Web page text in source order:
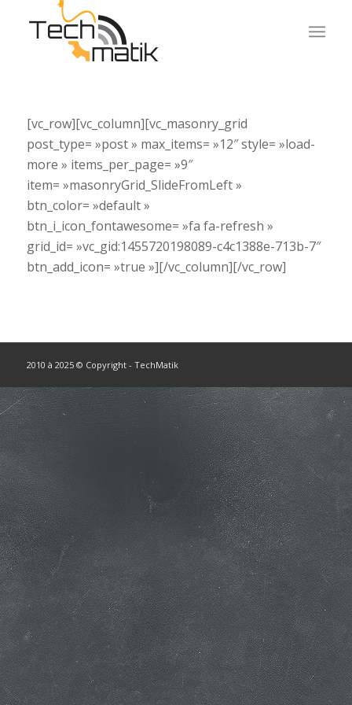
[vc_row][vc_column][vc_masonry_grid
post_type= »post » max_items= »12″ style= »load-
more » items_per_page= »9″
item= »masonryGrid_SlideFromLeft »
btn_color= »default »
btn_i_icon_fontawesome= »fa fa-refresh »
grid_id= »vc_gid:1455720198089-c4c1388e-713b-7″
btn_add_icon= »true »][/vc_column][/vc_row]
2010 à 2025 © Copyright - TechMatik